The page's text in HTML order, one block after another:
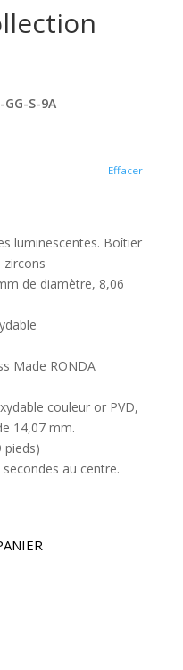
GG-S-9A
Effacer
luminescentes. Boîtier
de diamètre, 8,06
Made RONDA
couleur or PVD,
14,07 mm.
pieds)
au centre.